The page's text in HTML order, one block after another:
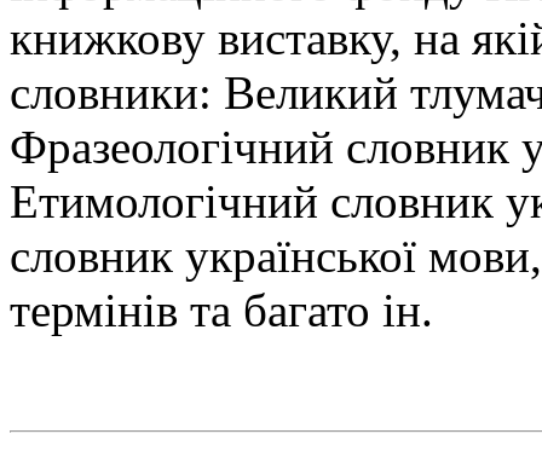
книжкову виставку, на
словники: Великий
Фразеологічний словник
Етимологічний словник
словник української
термінів та багато ін.